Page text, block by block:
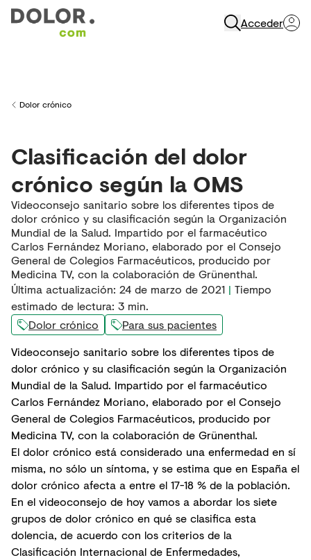
Acceder
Back to
Dolor crónico
Clasificación del dolor
crónico según la OMS
Videoconsejo sanitario sobre los diferentes tipos de
dolor crónico y su clasificación según la Organización
Mundial de la Salud. Impartido por el farmacéutico
Carlos Fernández Moriano, elaborado por el Consejo
General de Colegios Farmacéuticos, producido por
Medicina TV, con la colaboración de Grünenthal.
Última actualización: 24 de marzo de 2021 | Tiempo
estimado de lectura: 3 min.
Dolor crónico
Para sus pacientes
Videoconsejo sanitario sobre los diferentes tipos de
dolor crónico y su clasificación según la Organización
Mundial de la Salud. Impartido por el farmacéutico
Carlos Fernández Moriano, elaborado por el Consejo
General de Colegios Farmacéuticos, producido por
Medicina TV, con la colaboración de Grünenthal.
El dolor crónico está considerado una enfermedad en sí
misma, no sólo un síntoma, y se estima que en España el
dolor crónico afecta a entre el 17-18 % de la población.
En el videoconsejo de hoy vamos a abordar los siete
grupos de dolor crónico en qué se clasifica esta
dolencia, de acuerdo con los criterios de la
Clasificación Internacional de Enfermedades,